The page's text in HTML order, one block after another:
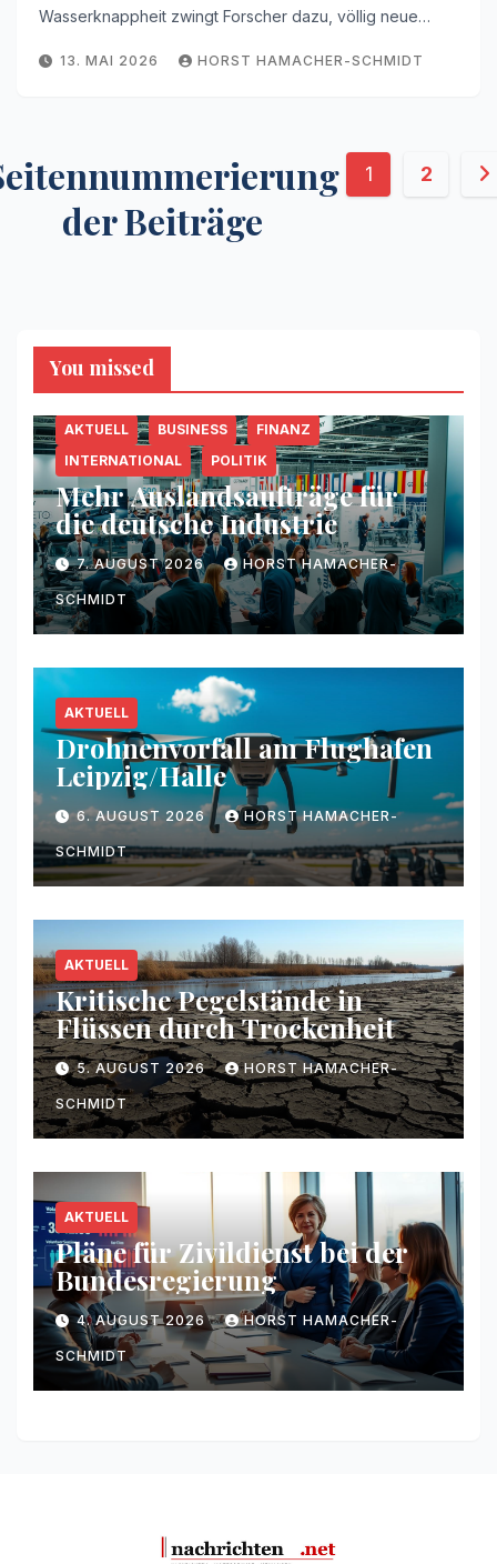
Wasserknappheit zwingt Forscher dazu, völlig neue…
13. MAI 2026 HORST HAMACHER-SCHMIDT
der Beiträge
1 2
You missed
AKTUELL BUSINESS
FINANZ
INTERNATIONAL
POLITIK
Mehr Auslandsaufträge für
die deutsche Industrie
7. AUGUST 2026 HORST HAMACHER-
SCHMIDT
AKTUELL
Drohnenvorfall am Flughafen
Leipzig/Halle
6. AUGUST 2026 HORST HAMACHER-
SCHMIDT
AKTUELL
Kritische Pegelstände in
Flüssen durch Trockenheit
5. AUGUST 2026 HORST HAMACHER-
SCHMIDT
AKTUELL
Pläne für Zivildienst bei der
Bundesregierung
4. AUGUST 2026 HORST HAMACHER-
SCHMIDT